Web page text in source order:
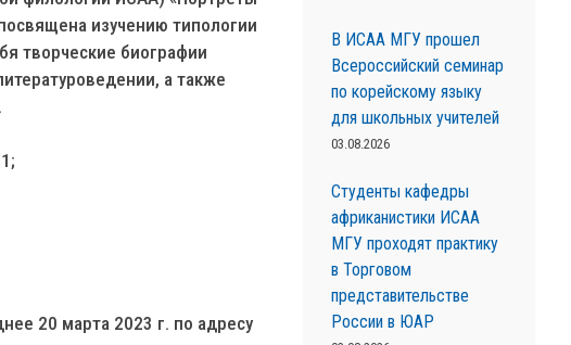
изучению типологии
творческие биографии
а также
20 марта 2023 г. по адресу
В ИСАА МГУ прошел
Всероссийский семинар
по корейскому языку
для школьных учителей
03.08.2026
Студенты кафедры
африканистики ИСАА
МГУ проходят практику
в Торговом
представительстве
России в ЮАР